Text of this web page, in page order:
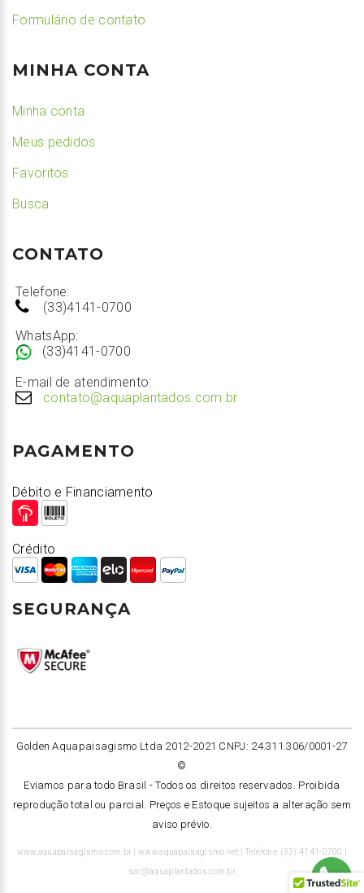
Formulário de contato
MINHA CONTA
Minha conta
Meus pedidos
Favoritos
Busca
CONTATO
Telefone:
(33)4141-0700
WhatsApp:
(33)4141-0700
E-mail de atendimento:
contato@aquaplantados.com.br
PAGAMENTO
Débito e Financiamento
Crédito
SEGURANÇA
Golden Aquapaisagismo Ltda 2012-2021 CNPJ: 24.311.306/0001-27
©
Eviamos para todo Brasil -Todos os direitos reservados. Proibida
reprodução total ou parcial. Preços e Estoque sujeitos a alteração sem
aviso prévio.
www.aquapaisagismo.com.br | www.aquapaisagismo.net | Telefone: (33) 4141-0700 |
sac@aquaplantados.com.br